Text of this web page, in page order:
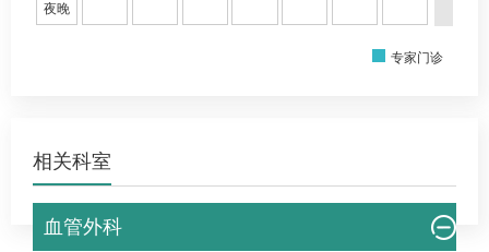
夜晚
专家门诊
相关科室
血管外科